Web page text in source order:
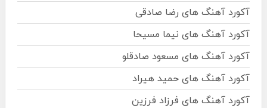
آکورد آهنگ های رضا صادقی
آکورد آهنگ های نیما مسیحا
آکورد آهنگ های مسعود صادقلو
آکورد آهنگ های حمید هیراد
آکورد آهنگ های فرزاد فرزین